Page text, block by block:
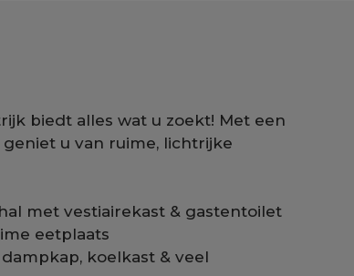
biedt alles wat u zoekt! Met een
u van ruime, lichtrijke
met vestiairekast & gastentoilet
eetplaats
koelkast & veel